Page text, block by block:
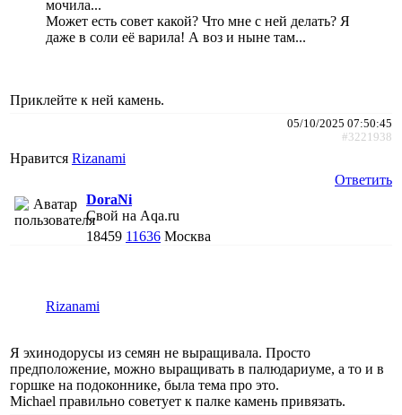
мочила...
Может есть совет какой? Что мне с ней делать? Я
даже в соли её варила! А воз и ныне там...
Приклейте к ней камень.
05/10/2025 07:50:45
#3221938
Нравится Rizanami
Ответить
DoraNi
Свой на Aqa.ru
18459 11636 Москва
Rizanami
Я эхинодорусы из семян не выращивала. Просто
предположение, можно выращивать в палюдариуме, а то и в
горшке на подоконнике, была тема про это.
Michael правильно советует к палке камень привязать.